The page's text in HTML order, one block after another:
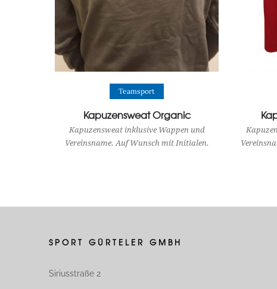
View Product
Teamsport
Kapuzensweat Organic
Kapuzensweat inklusive Wappen und
Vereinsname. Auf Wunsch mit Initialen.
SPORT GÜRTELER GMBH
Siriusstraße 2